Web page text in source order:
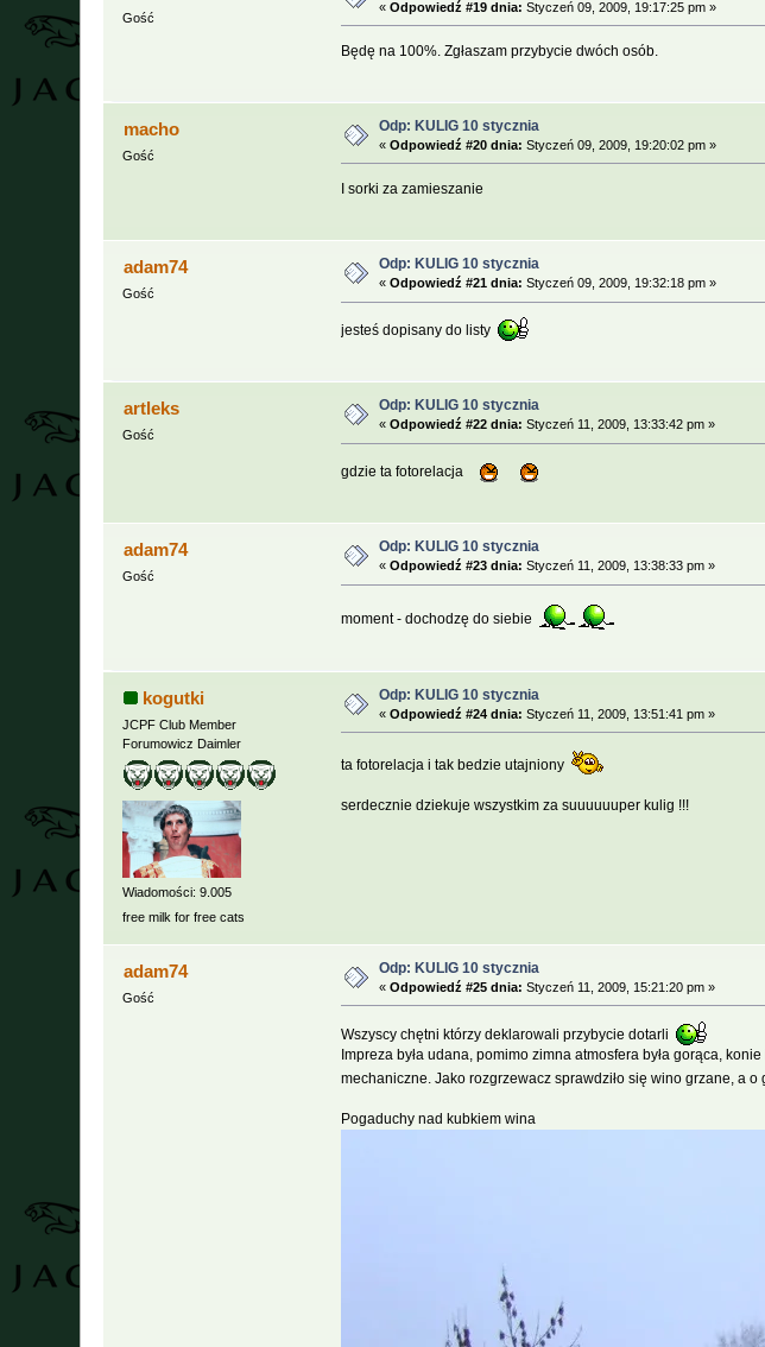
Gość
«Odpowiedź #19 dnia: Styczeń 09, 2009, 19:17:25 pm »
Będę na 100%. Zgłaszam przybycie dwóch osób.
macho
Gość
Odp: KULIG 10 stycznia
«Odpowiedź #20 dnia: Styczeń 09, 2009, 19:20:02 pm »
I sorki za zamieszanie
adam74
Gość
Odp: KULIG 10 stycznia
«Odpowiedź #21 dnia: Styczeń 09, 2009, 19:32:18 pm »
jesteś dopisany do listy
artleks
Gość
Odp: KULIG 10 stycznia
«Odpowiedź #22 dnia: Styczeń 11, 2009, 13:33:42 pm »
gdzie ta fotorelacja
adam74
Gość
Odp: KULIG 10 stycznia
«Odpowiedź #23 dnia: Styczeń 11, 2009, 13:38:33 pm »
moment - dochodzę do siebie
kogutki
JCPF Club Member
Forumowicz Daimler
Wiadomości: 9.005
free milk for free cats
Odp: KULIG 10 stycznia
«Odpowiedź #24 dnia: Styczeń 11, 2009, 13:51:41 pm »
ta fotorelacja i tak bedzie utajniony
serdecznie dziekuje wszystkim za suuuuuuper kulig !!!
adam74
Gość
Odp: KULIG 10 stycznia
«Odpowiedź #25 dnia: Styczeń 11, 2009, 15:21:20 pm »
Wszyscy chętni którzy deklarowali przybycie dotarli
Impreza była udana, pomimo zimna atmosfera była gorąca,
mechaniczne. Jako rozgrzewacz sprawdziło się wino grzane, a
Pogaduchy nad kubkiem wina